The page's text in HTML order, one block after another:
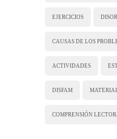
EJERCICIOS
CAUSAS DE LOS
ACTIVIDADES
DISFAM
COMPRENSIÓN